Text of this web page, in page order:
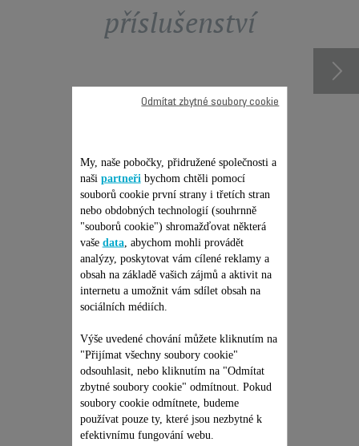
příslušenství
STŘÍHACÍ LAMELY CS-
00127498
Vysoká odolnost
K dispozici na skladě.
174,00 Kč
Přidat do nákupního košíku
My, naše pobočky, přidružené společnosti a
naši partneři bychom chtěli pomocí
souborů cookie první strany i třetích stran
nebo obdobných technologií (souhrnně
"souborů cookie") shromažďovat některá
vaše data, abychom mohli provádět
analýzy, poskytovat vám cílené reklamy a
obsah na základě vašich zájmů a aktivit na
internetu a umožnit vám sdílet obsah na
sociálních médiích.
Výše uvedené chování můžete kliknutím na
"Přijímat všechny soubory cookie"
odsouhlasit, nebo kliknutím na "Odmítat
zbytné soubory cookie" odmítnout. Pokud
soubory cookie odmítnete, budeme
používat pouze ty, které jsou nezbytné k
efektivnímu fungování webu.
Odmítat zbytné soubory cookie